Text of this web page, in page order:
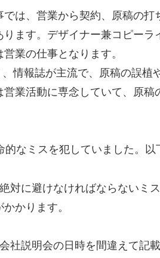
は、営業から契約、原稿の
ます。デザイナー兼コピー
業の仕事となります。
情報誌が主流で、原稿の誤植
業活動に専念していて、原
なミスを犯していました。以
対に避けなければならないミ
かります。
社説明会の日時を間違えて記